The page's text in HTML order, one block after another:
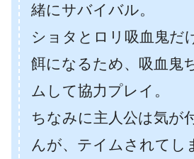
緒にサバイバル。
ショタとロリ吸血鬼だ
餌になるため、吸血鬼
ムして協力プレイ。
ちなみに主人公は気が
んが、テイムされてし